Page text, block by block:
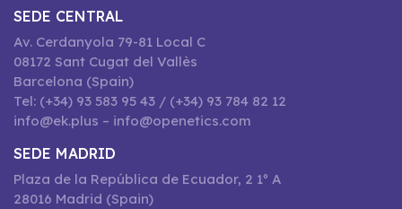
SEDE CENTRAL
Av. Cerdanyola 79-81 Local C
08172 Sant Cugat del Vallès
Barcelona (Spain)
Tel: (+34) 93 583 95 43 / (+34) 93 784 82 12
info@ek.plus – info@openetics.com
SEDE MADRID
Plaza de la República de Ecuador, 2 1º A
28016 Madrid (Spain)